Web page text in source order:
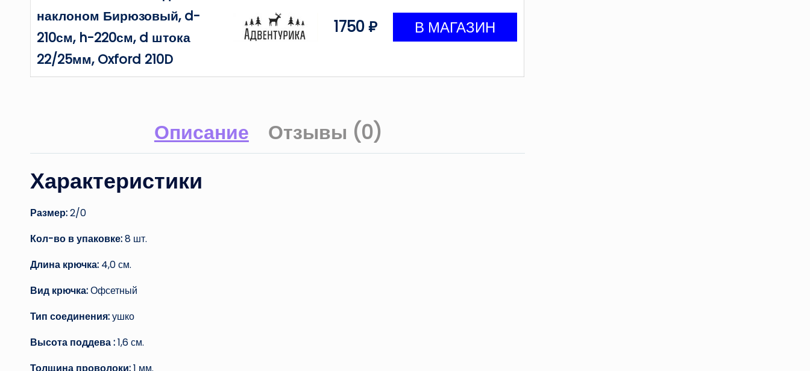
наклоном Бирюзовый, d-
210см, h-220см, d штока
22/25мм, Oxford 210D
1750 ₽
Описание Отзывы (0)
Характеристики
Размер:2/0
Кол-во в упаковке:8 шт.
Длина крючка: 4,0 см.
Вид крючка:Офсетный
Тип соединения:ушко
Высота поддева :1,6 см.